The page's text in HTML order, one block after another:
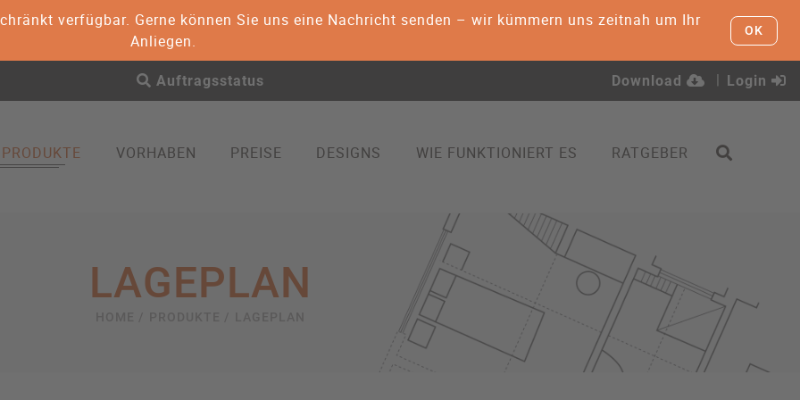
verfügbar. Gerne können Sie uns eine Nachricht senden – wir kümmern uns zeitnah um Ihr
Anliegen.
OK
Auftragsstatus Download Login
PRODUKTE VORHABEN PREISE DESIGNS WIE FUNKTIONIERT ES RATGEBER
LAGEPLAN